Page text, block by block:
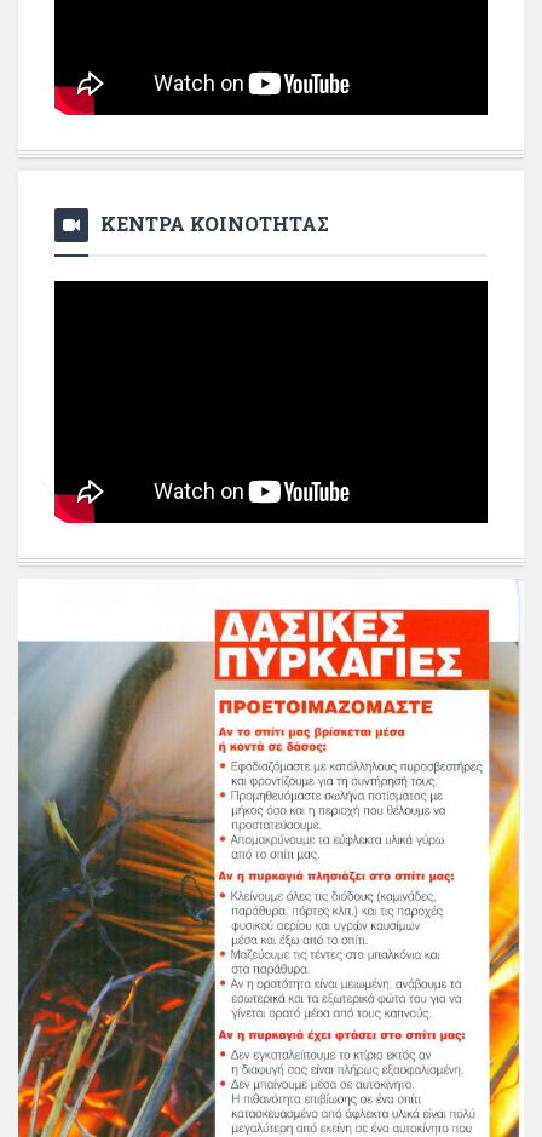
ΚΕΝΤΡΑ ΚΟΙΝΟΤΗΤΑΣ